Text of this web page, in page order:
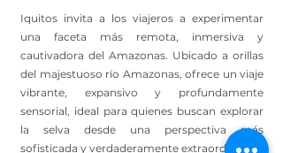
Iquitos invita a los viajeros a experimentar
una faceta más remota, inmersiva y
cautivadora del Amazonas. Ubicado a orillas
del majestuoso río Amazonas, ofrece un viaje
vibrante, expansivo y profundamente
sensorial, ideal para quienes buscan explorar
la selva desde una perspectiva más
sofisticada y verdaderamente extraordinaria.